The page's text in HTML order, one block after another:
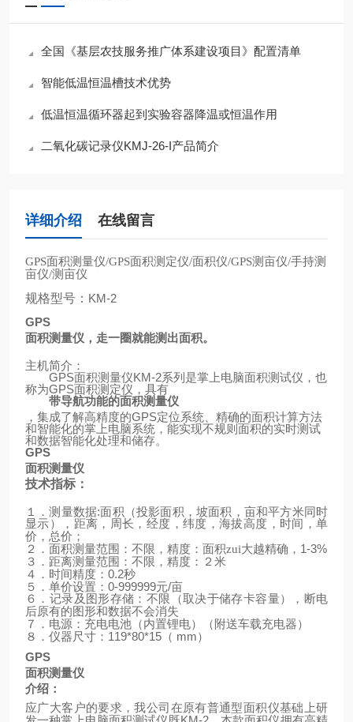
全国《基层农技服务推广体系建设项目》配置清单
智能低温恒温槽技术优势
低温恒温循环器起到实验容器降温或恒温作用
二氧化碳记录仪KMJ-26-I产品简介
详细介绍 在线留言
GPS面积测量仪/GPS面积测定仪/面积仪/GPS测亩仪/手持测
亩仪/测亩仪
规格型号： KM-2
GPS
面积测量仪，走一圈就能测出面积。
主机简介：
GPS面积测量仪KM-2系列是掌上电脑面积测试仪，也
称为GPS面积测定仪，具有
带导航功能的面积测量仪
，集成了解高精度的GPS定位系统、精确的面积计算方法
和智能化的掌上电脑系统，能实现不规则面积的实时测试
和数据智能化处理和储存。
GPS
面积测量仪
技术指标：
１．测量数据:面积（投影面积，坡面积，亩和平方米同时
显示），距离，周长，经度，纬度，海拔高度，时间，单
价，总价；
２．面积测量范围：不限，精度：面积zui大越精确， 1-3%
３．距离测量范围：不限，精度：２米
４．时间精度： 0.2秒
５．单价设置： 0-999999元/亩
６．记录及图形存储：不限（取决于储存卡容量），断电
后原有的图形和数据不会消失
７．电源：充电电池（内置锂电）
（ 附送车载充电器）
８．仪器尺寸： 119*80*15 （ mm）
GPS
面积测量仪
介绍：
应广大客户的要求，我公司在原有普通型面积仪基础上研